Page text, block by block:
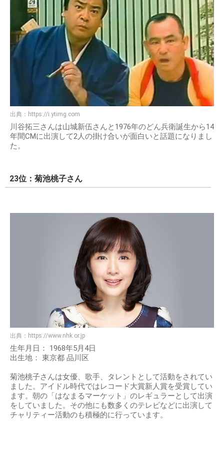
出典： https://i.ytimg.com
川谷拓三さんは山城新伍さんと1976年のどん兵衛誕生から14
年間CMに出演して2人の掛け合いが面白いと話題になりまし
た。
23位：菊池桃子さん
出典： https://www.nhk.or.jp
生年月日： 1968年5月4日
出生地： 東京都 品川区
菊池桃子さんは女優、歌手、タレントとして活動をされてい
ました。アイドル時代ではレコード大賞新人賞を受賞してい
ます。朝の「はなまるマーケット」のレギュラーとして出演
をしていました。その他にも数多くのテレビなどに出演して
チャリティー活動のも積極的に行っています。